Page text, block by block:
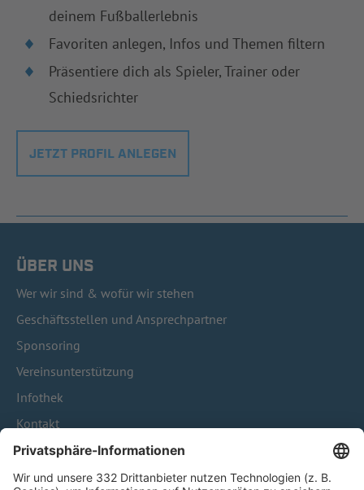
deinem Fußballerlebnis
Favoriten anlegen, Infos und Themen filtern
Präsentiere dich als Spieler, Trainer oder
Schiedsrichter
JETZT PROFIL ANLEGEN
ÜBER UNS
Wer wir sind & wofür wir stehen
Geschäftsstellen und Ansprechpartner
Sponsoring
Vereinsunterstützung
Infothek
Kontakt
HÄUFIG BESUCHTE SEITEN